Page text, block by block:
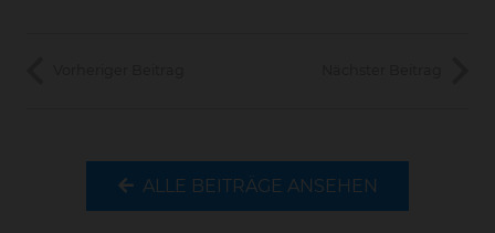
ALLE BEITRÄGE ANSEHEN